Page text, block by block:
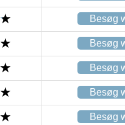
Besøg
Besøg
Besøg
Besøg
Besøg